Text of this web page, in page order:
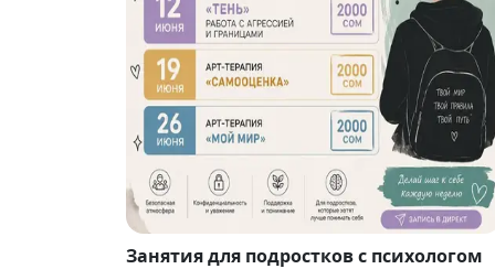
Занятия для подростков с психологом